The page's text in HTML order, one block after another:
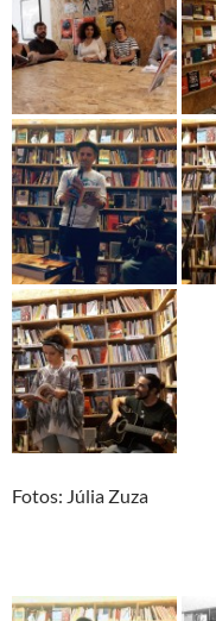
Fotos: Júlia Zuza